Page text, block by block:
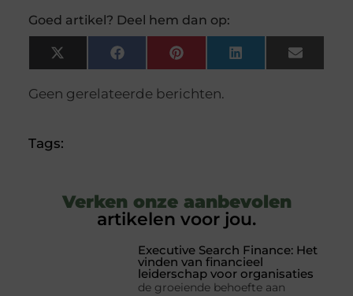
Goed artikel? Deel hem dan op:
X
(Twitter)
FacebookPinterestLinkedInEmail
Geen gerelateerde berichten.
Tags:
Verken onze aanbevolen
artikelen voor jou.
Executive Search Finance: Het
vinden van financieel
leiderschap voor organisaties
de groeiende behoefte aan